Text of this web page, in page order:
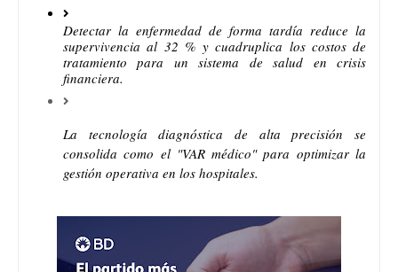
Detectar la enfermedad de forma tardía reduce la
supervivencia al 32 % y cuadruplica los costos de
tratamiento para un sistema de salud en crisis
financiera.
La tecnología diagnóstica de alta precisión se
consolida como el "VAR médico" para optimizar la
gestión operativa en los hospitales.